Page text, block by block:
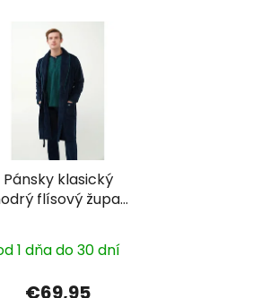
Pánsky klasický
flísový župan
1 dňa do 30 dní
€69,95